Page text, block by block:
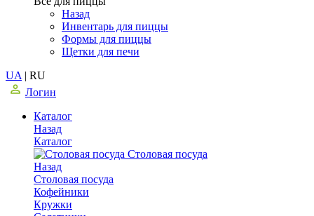
Назад
Инвентарь для пиццы
Формы для пиццы
Щетки для печи
UA | RU
Логин
Каталог
Назад
Каталог
Столовая посуда
Назад
Столовая посуда
Кофейники
Кружки